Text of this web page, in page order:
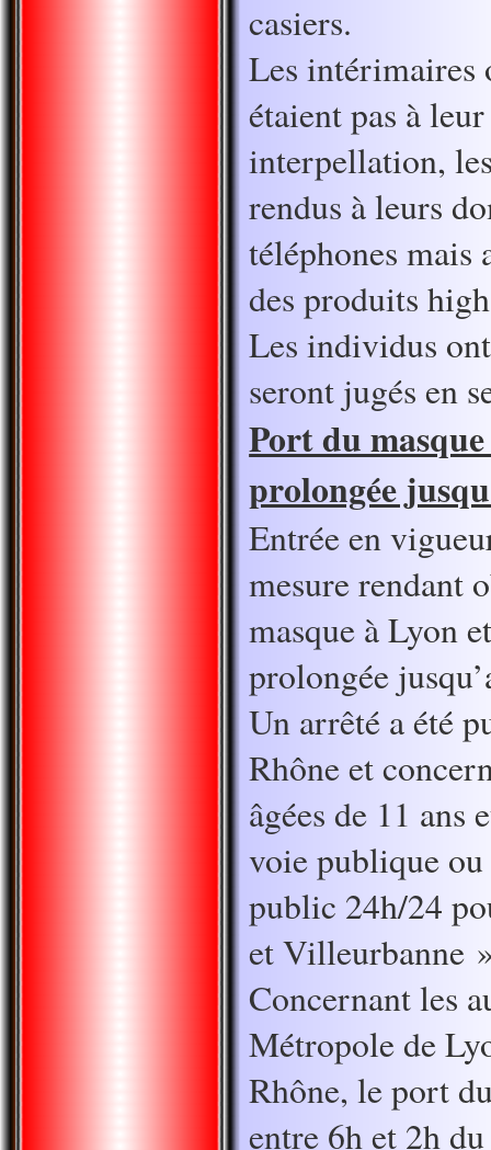
casiers.
Les intérimaires
étaient pas à
interpellation,
rendus à leurs
téléphones mais
des produits
Les individus
seront jugés en
Port du
prolongée
Entrée en
mesure rendant
masque à Lyon
prolongée
Un arrêté a été
Rhône et
âgées de 11 ans
voie publique
public 24h/24
et Villeurbanne
Concernant les
Métropole de
Rhône, le port
entre 6h et 2h